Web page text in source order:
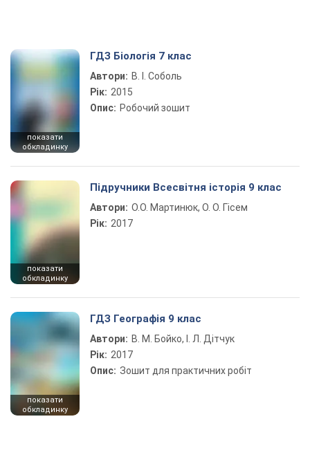
показати
обкладинку
ГДЗ Біологія 7 клас
Автори: В. І. Соболь
Рік: 2015
Опис: Робочий зошит
показати
обкладинку
Підручники Всесвітня історія 9 клас
Автори: О.О. Мартинюк, О. О. Гісем
Рік: 2017
показати
обкладинку
ГДЗ Географія 9 клас
Автори: В. М. Бойко, І. Л. Дітчук
Рік: 2017
Опис: Зошит для практичних робіт